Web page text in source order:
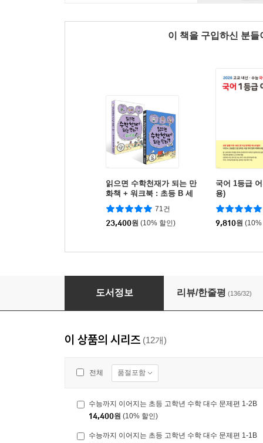
이 책을 구입하신 분
읽으면 수학천재가 되는 만
화책 + 워크북 : 초등 B 세
트
71건
23,400원 (10% 할인)
국어 1등급
용)
9,810원 (10%
수능까지 이어지는 초등 고학년 수학 대수1-2
도서정보 리뷰/한줄평 (136/32)
이 상품의 시리즈 (12개)
전체 품절포함
수능까지 이어지는 초등 고학년 수학 대수 문제편 1-2B
14,400원 (10% 할인)
수능까지 이어지는 초등 고학년 수학 대수 문제편 1-1B